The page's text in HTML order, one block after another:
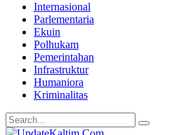
Internasional
Parlementaria
Ekuin
Polhukam
Pemerintahan
Infrastruktur
Humaniora
Kriminalitas